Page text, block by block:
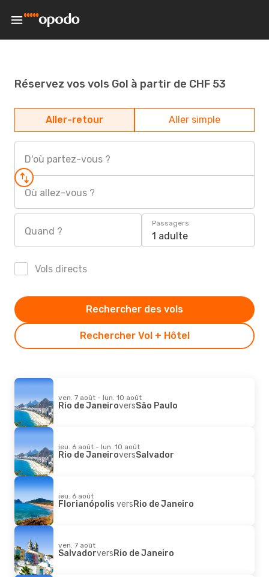
Réservez vos vols Gol à partir de CHF 53
Aller-retour Aller simple
D'où partez-vous ?
Où allez-vous ?
Quand ?
Passagers
1 adulte
Vols directs
Rechercher Vol + Hôtel
Rechercher des vols
ven. 7 août - lun. 10 août
Rio de JaneiroversSão Paulo
jeu. 6 août - lun. 10 août
Rio de JaneiroversSalvador
jeu. 6 août
Florianópolis versRio de Janeiro
ven. 7 août
SalvadorversRio de Janeiro